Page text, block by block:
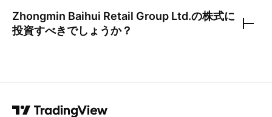
Zhongmin Baihui Retail Group Ltd.の株式に
投資すべきでしょうか？